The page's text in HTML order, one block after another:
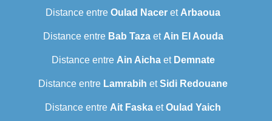
Distance entre Oulad Nacer et Arbaoua
Distance entre Bab Tazaet Ain El Aouda
Distance entre Ain Aichaet Demnate
Distance entre Lamrabih etSidi Redouane
Distance entre Ait Faska etOulad Yaich